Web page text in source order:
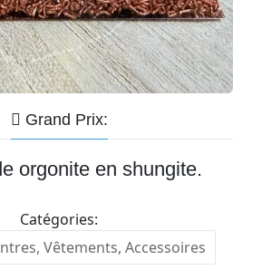
Grand Prix:
orgonite en shungite.
Catégories:
Vêtements, Accessoires